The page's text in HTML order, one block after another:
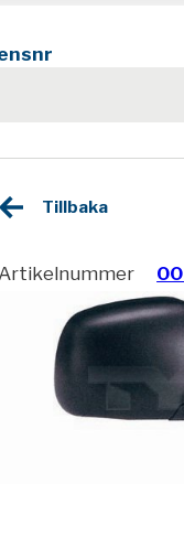
Tillbaka
Artikelnummer